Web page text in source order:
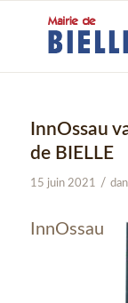
InnOssau
de BIELLE
15 juin 2021 /
InnOssau